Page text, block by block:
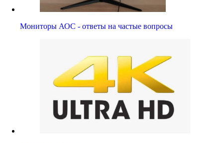
Мониторы АОС - ответы на частые вопросы